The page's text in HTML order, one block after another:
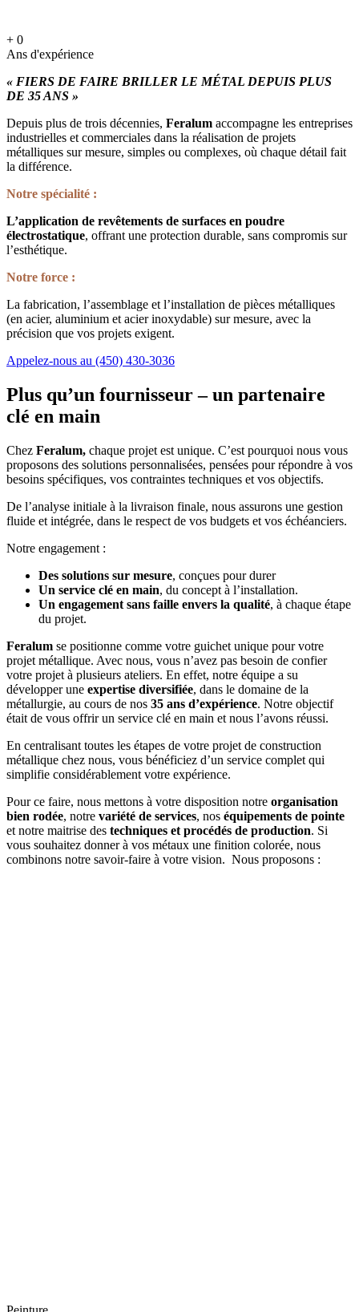
+ 0
Ans d'expérience
« FIERS DE FAIRE BRILLER LE MÉTAL DEPUIS PLUS
DE 35 ANS »
Depuis plus de trois décennies, Feralum accompagne les entreprises
industrielles et commerciales dans la réalisation de projets
métalliques sur mesure, simples ou complexes, où chaque détail fait
la différence.
Notre spécialité :
L’application de revêtements de surfaces en poudre
électrostatique, offrant une protection durable, sans compromis sur
l’esthétique.
Notre force :
La fabrication, l’assemblage et l’installation de pièces métalliques
(en acier, aluminium et acier inoxydable) sur mesure, avec la
précision que vos projets exigent.
Appelez-nous au (450) 430-3036
Plus qu’un fournisseur – un partenaire
clé en main
Chez Feralum, chaque projet est unique. C’est pourquoi nous vous
proposons des solutions personnalisées, pensées pour répondre à vos
besoins spécifiques, vos contraintes techniques et vos objectifs.
De l’analyse initiale à la livraison finale, nous assurons une gestion
fluide et intégrée, dans le respect de vos budgets et vos échéanciers.
Notre engagement :
Des solutions sur mesure, conçues pour durer
Un service clé en main, du concept à l’installation.
Un engagement sans faille envers la qualité, à chaque étape
du projet.
Feralum se positionne comme votre guichet unique pour votre
projet métallique. Avec nous, vous n’avez pas besoin de confier
votre projet à plusieurs ateliers. En effet, notre équipe a su
développer une expertise diversifiée, dans le domaine de la
métallurgie, au cours de nos 35 ans d’expérience. Notre objectif
était de vous offrir un service clé en main et nous l’avons réussi.
En centralisant toutes les étapes de votre projet de construction
métallique chez nous, vous bénéficiez d’un service complet qui
simplifie considérablement votre expérience.
Pour ce faire, nous mettons à votre disposition notre organisation
bien rodée, notre variété de services, nos équipements de pointe
et notre maitrise des techniques et procédés de production. Si
vous souhaitez donner à vos métaux une finition colorée, nous
combinons notre savoir-faire à votre vision. Nous proposons :